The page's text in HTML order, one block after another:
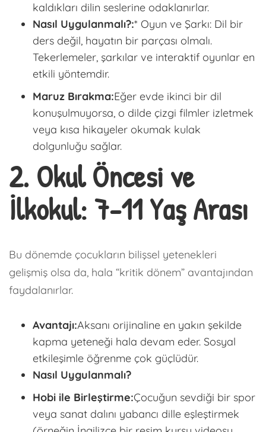
kaldıkları dilin seslerine odaklanırlar.
Nasıl Uygulanmalı?:* Oyun ve Şarkı: Dil bir
ders değil, hayatın bir parçası olmalı.
Tekerlemeler, şarkılar ve interaktif oyunlar en
etkili yöntemdir.
Maruz Bırakma:Eğer evde ikinci bir dil
konuşulmuyorsa, o dilde çizgi filmler izletmek
veya kısa hikayeler okumak kulak
dolgunluğu sağlar.
2. Okul Öncesi ve
İlkokul: 7-11 Yaş Arası
Bu dönemde çocukların bilişsel yetenekleri
gelişmiş olsa da, hala “kritik dönem” avantajından
faydalanırlar.
Avantajı:Aksanı orijinaline en yakın şekilde
kapma yeteneği hala devam eder. Sosyal
etkileşimle öğrenme çok güçlüdür.
Nasıl Uygulanmalı?
Hobi ile Birleştirme:Çocuğun sevdiği bir spor
veya sanat dalını yabancı dille eşleştirmek